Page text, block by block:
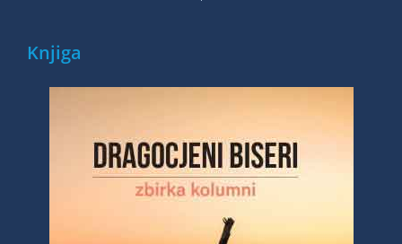
Blog
Knjiga